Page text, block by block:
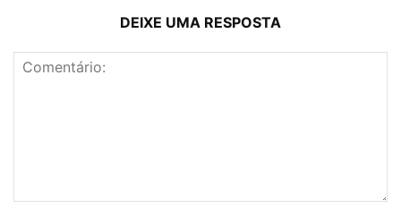
DEIXE UMA RESPOSTA